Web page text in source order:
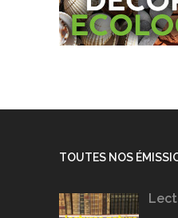
TOUTES NOS